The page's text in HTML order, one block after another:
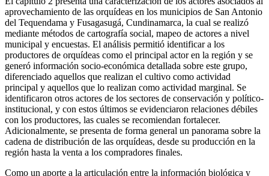
aprovechamiento de las orquídeas en los municipios de San Antonio
del Tequendama y Fusagasugá, Cundinamarca, la cual se realizó
mediante métodos de cartografía social, mapeo de actores a nivel
municipal y encuestas. El análisis permitió identificar a los
productores de orquídeas como el principal actor en la región y se
generó información socio-económica detallada sobre este grupo,
diferenciado aquellos que realizan el cultivo como actividad
principal y aquellos que lo realizan como actividad marginal. Se
identificaron otros actores de los sectores de conservación y político-
institucional, y con estos últimos se evidenciaron relaciones débiles
con los productores, las cuales se recomiendan fortalecer.
Adicionalmente, se presenta de forma general un panorama sobre la
cadena de distribución de las orquídeas, desde su producción en la
región hasta la venta a los compradores finales.
Como un aporte a la articulación entre la información biológica y